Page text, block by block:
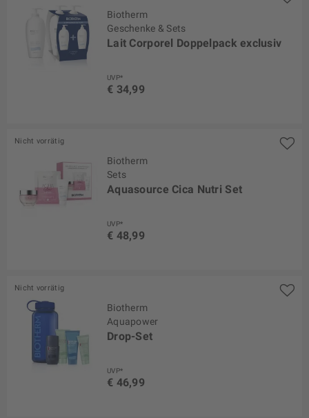
Biotherm
Geschenke & Sets
Lait Corporel Doppelpack exclusiv
UVP*
€ 34,99
Nicht vorrätig
Biotherm
Sets
Aquasource Cica Nutri Set
UVP*
€ 48,99
Nicht vorrätig
Biotherm
Aquapower
Drop-Set
UVP*
€ 46,99